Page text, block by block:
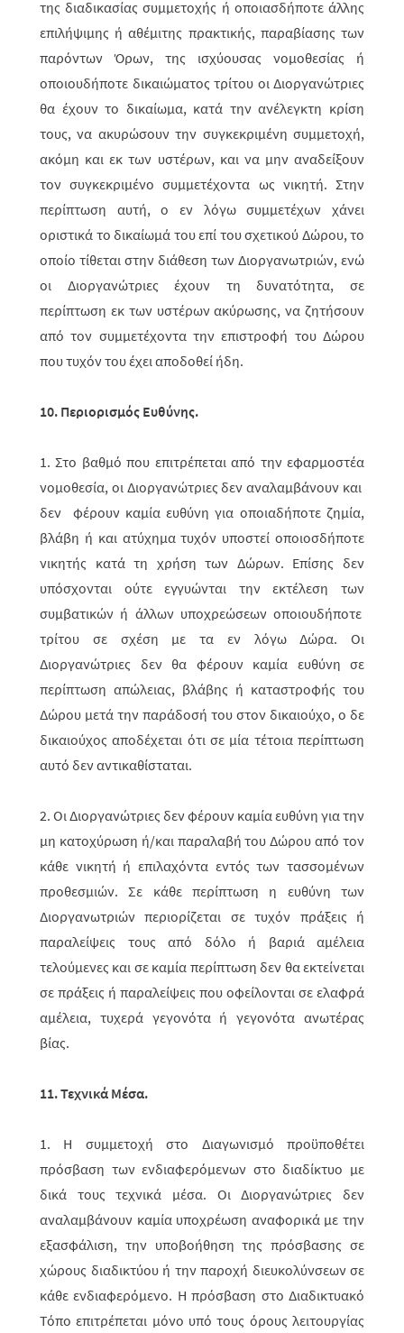
της διαδικασίας συμμε­το­χής ή οποιασδήποτε άλλης
επιλήψιμης ή αθέμιτης πρακτικής, παραβίασης των
παρό­ντων Όρων, της ισχύουσας νομοθεσίας ή
οποιουδήποτε δικαιώματος τρί­του οι Διοργανώτριες
θα έχουν το δικαίωμα, κατά την ανέλεγκτη κρίση
τους, να ακυ­ρώ­σουν την συγκεκριμένη συμμετοχή,
ακόμη και εκ των υστέρων, και να μην αναδείξουν
τον συγκεκριμένο συμμετέχοντα ως νικητή. Στην
περί­πτω­ση αυτή, ο εν λόγω συμμετέχων χάνει
οριστικά το δικαίωμά του επί του σχετι­κού Δώ­ρου, το
οποίο τίθεται στην διάθεση των Διοργανωτριών, ενώ
οι Διοργα­νώ­­τριες έχουν τη δυνατότητα, σε
περίπτωση εκ των υστέρων ακύρωσης, να ζητήσουν
από τον συμμετέχοντα την επιστροφή του Δώρου
που τυχόν του έχει αποδοθεί ήδη.
10. Περιορισμός Ευθύνης.
1. Στο βαθμό που επιτρέπεται από την εφαρμοστέα
νομοθεσία, οι Διοργανώ­τριες δεν αναλαμβάνουν και
δεν φέρουν καμία ευθύνη για οποιαδήποτε ζημία,
βλάβη ή και ατύχημα τυχόν υποστεί οποιοσδήποτε
νικητής κατά τη χρήση των Δώρων. Επίσης δεν
υπόσχονται ούτε εγγυώνται την εκτέλεση των
συμβατικών ή άλλων υποχρεώσεων οποιουδήποτε
τρίτου σε σχέση με τα εν λόγω Δώρα. Οι
Διοργανώτριες δεν θα φέρουν καμία ευθύνη σε
περίπτωση απώλειας, βλά­βης ή καταστροφής του
Δώρου μετά την παράδοσή του στον δικαιούχο, ο δε
δικαιούχος αποδέχεται ότι σε μία τέτοια περίπτωση
αυτό δεν αντικαθίσταται.
2. Οι Διοργανώτριες δεν φέρουν καμία ευθύνη για την
μη κατοχύρωση ή/και παραλαβή του Δώρου από τον
κάθε νικητή ή επιλαχόντα εντός των τασσο­μέ­νων
προθεσμιών. Σε κάθε περίπτωση η ευθύνη των
Διοργανωτριών περιορί­ζε­ται σε τυχόν πράξεις ή
παραλείψεις τους από δόλο ή βαριά αμέλεια
τελούμενες και σε καμία περίπτωση δεν θα εκτείνεται
σε πράξεις ή παραλείψεις που οφείλονται σε ελαφρά
αμέλεια, τυχερά γεγονότα ή γεγονότα ανωτέρας
βίας.
11. Τεχνικά Μέσα.
1. Η συμμετοχή στο Διαγωνισμό προϋποθέτει
πρόσβαση των ενδια­φερόμε­νων στο διαδίκτυο με
δικά τους τεχνικά μέσα. Οι Διοργανώτριες δεν
αναλαμβάνουν καμία υποχρέωση αναφορικά με την
εξασφάλιση, την υποβοήθηση της πρό­σβα­σης σε
χώρους διαδικτύου ή την παροχή διευκολύνσεων σε
κάθε ενδιαφε­ρόμενο. Η πρόσβαση στο Διαδικτυ­α­κό
Τόπο επιτρέπεται μόνο υπό τους όρους λειτουργίας